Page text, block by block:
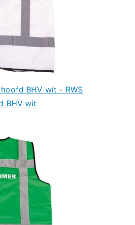
BHV wit - RWS
BHV wit